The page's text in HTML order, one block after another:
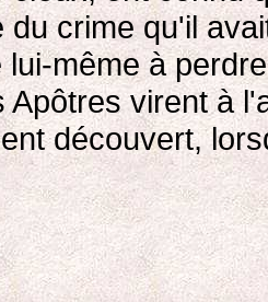
du crime qu'il
lui-même à
Apôtres virent à
découvert,